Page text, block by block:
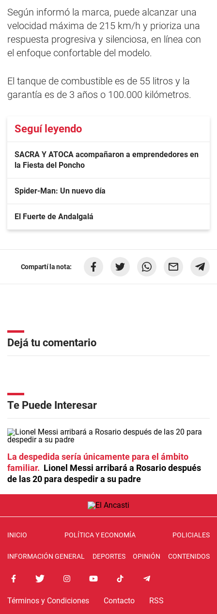
Según informó la marca, puede alcanzar una
velocidad máxima de 215 km/h y prioriza una
respuesta progresiva y silenciosa, en línea con
el enfoque confortable del modelo.
El tanque de combustible es de 55 litros y la
garantía es de 3 años o 100.000 kilómetros.
Seguí leyendo
SACRA Y ATOCA acompañaron a emprendedores en
la Fiesta del Poncho
Spider-Man: Un nuevo día
El Fuerte de Andalgalá
Compartí la nota:
Dejá tu comentario
Te Puede Interesar
La despedida sería únicamente para el ámbito
familiar
Lionel Messi arribará a Rosario después
de las 20 para despedir a su padre
INICIO POLÍTICA Y ECONOMÍA POLICIALES
INFORMACIÓN GENERAL DEPORTES OPINIÓN CONTENIDOS
Términos y Condiciones Contacto RSS